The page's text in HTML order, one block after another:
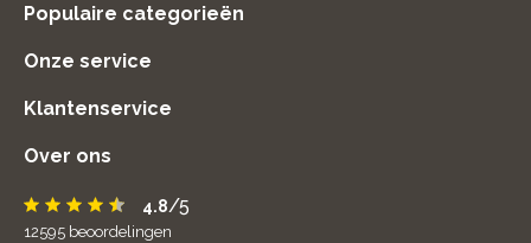
Populaire categorieën
Onze service
Klantenservice
Over ons
4.8/5
12595 beoordelingen